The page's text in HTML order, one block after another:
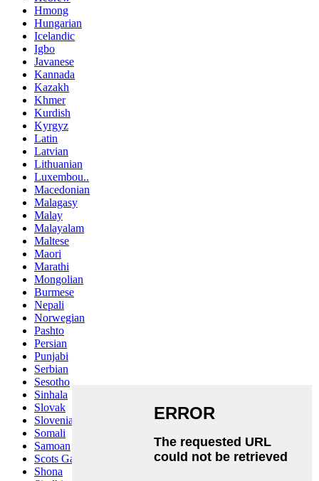
Hmong
Hungarian
Icelandic
Igbo
Javanese
Kannada
Kazakh
Khmer
Kurdish
Kyrgyz
Latin
Latvian
Lithuanian
Luxembou..
Macedonian
Malagasy
Malay
Malayalam
Maltese
Maori
Marathi
Mongolian
Burmese
Nepali
Norwegian
Pashto
Persian
Punjabi
Serbian
Sesotho
Sinhala
Slovak
Slovenian
Somali
Samoan
Scots Gaelic
Shona